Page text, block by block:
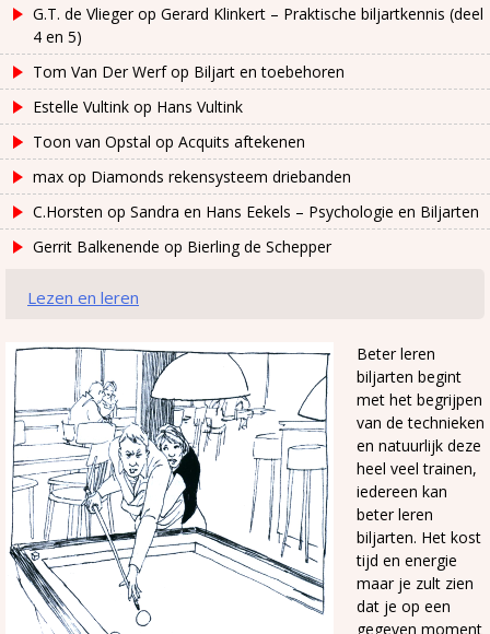
G.T. de Vliegerop Gerard Klinkert – Praktische biljartkennis (deel
4 en 5)
Tom Van Der Werfop Biljart en toebehoren
Estelle Vultink op Hans Vultink
Toon van Opstal op Acquits aftekenen
max op Diamonds rekensysteem driebanden
C.Horsten op Sandra en Hans Eekels – Psychologie en Biljarten
Gerrit Balkenende op Bierling de Schepper
Lezen en leren
Beter leren
biljarten begint
met het begrijpen
van de technieken
en natuurlijk deze
heel veel trainen,
iedereen kan
beter leren
biljarten. Het kost
tijd en energie
maar je zult zien
dat je op een
gegeven moment